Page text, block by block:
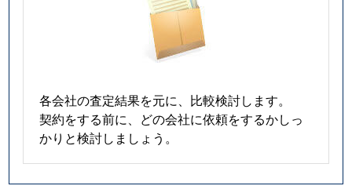
各会社の査定結果を元に、比較検討します。
契約をする前に、どの会社に依頼をするかしっ
かりと検討しましょう。